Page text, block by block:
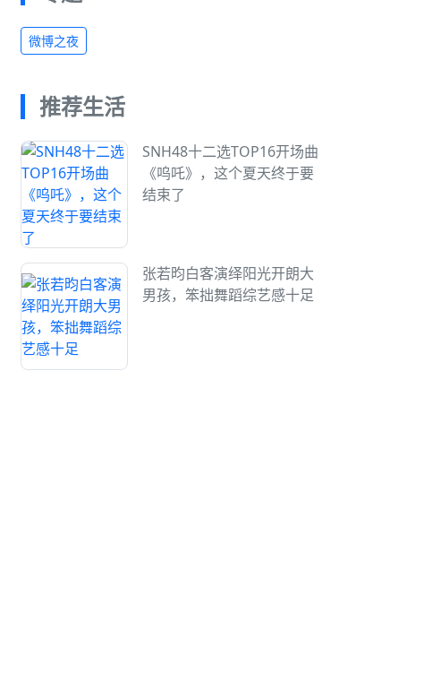
微博之夜
推荐生活
SNH48十二选TOP16开场曲
《呜吒》，这个夏天终于要
结束了
张若昀白客演绎阳光开朗大
男孩，笨拙舞蹈综艺感十足